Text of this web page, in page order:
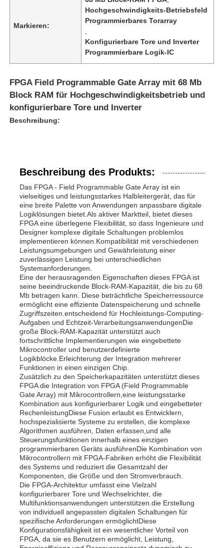
Zu Hause
Produkte
Videos
Markieren:
Hochgeschwindigkeits-Betriebsfeld
Programmierbares Torarray
Konfigurierbare Tore und Inverter
Programmierbare Logik-IC
FPGA Field Programmable Gate Array mit 68 Mb
Block RAM für Hochgeschwindigkeitsbetrieb und
konfigurierbare Tore und Inverter
Beschreibung:
Beschreibung des Produkts:
Das FPGA - Field Programmable Gate Array ist ein
vielseitiges und leistungsstarkes Halbleitergerät, das für
eine breite Palette von Anwendungen anpassbare digitale
Logiklösungen bietet.Als aktiver Marktteil, bietet dieses
FPGA eine überlegene Flexibilität, so dass Ingenieure und
Designer komplexe digitale Schaltungen problemlos
implementieren können.Kompatibilität mit verschiedenen
Leistungsumgebungen und Gewährleistung einer
zuverlässigen Leistung bei unterschiedlichen
Systemanforderungen.
Eine der herausragenden Eigenschaften dieses FPGA ist
seine beeindruckende Block-RAM-Kapazität, die bis zu 68
Mb betragen kann. Diese beträchtliche Speicherressource
ermöglicht eine effiziente Datenspeicherung und schnelle
Zugriffszeiten.entscheidend für Hochleistungs-Computing-
Aufgaben und Echtzeit-VerarbeitungsanwendungenDie
große Block-RAM-Kapazität unterstützt auch
fortschrittliche Implementierungen wie eingebettete
Mikrocontroller und benutzerdefinierte
Logikblöcke.Erleichterung der Integration mehrerer
Funktionen in einen einzigen Chip.
Zusätzlich zu den Speicherkapazitäten unterstützt dieses
FPGA die Integration von FPGA (Field Programmable
Gate Array) mit Mikrocontrollern,eine leistungsstarke
Kombination aus konfigurierbarer Logik und eingebetteter
RechenleistungDiese Fusion erlaubt es Entwicklern,
hochspezialisierte Systeme zu erstellen, die komplexe
Algorithmen ausführen, Daten erfassen,und alle
Steuerungsfunktionen innerhalb eines einzigen
programmierbaren Geräts ausführenDie Kombination von
Mikrocontrollern mit FPGA-Fabriken erhöht die Flexibilität
des Systems und reduziert die Gesamtzahl der
Komponenten, die Größe und den Stromverbrauch.
Die FPGA-Architektur umfasst eine Vielzahl
konfigurierbarer Tore und Wechselrichter, die
Multifunktionsanwendungen unterstützen.die Erstellung
von individuell angepassten digitalen Schaltungen für
spezifische Anforderungen ermöglichtDiese
Konfigurationsfähigkeit ist ein wesentlicher Vorteil von
FPGA, da sie es Benutzern ermöglicht, Leistung,